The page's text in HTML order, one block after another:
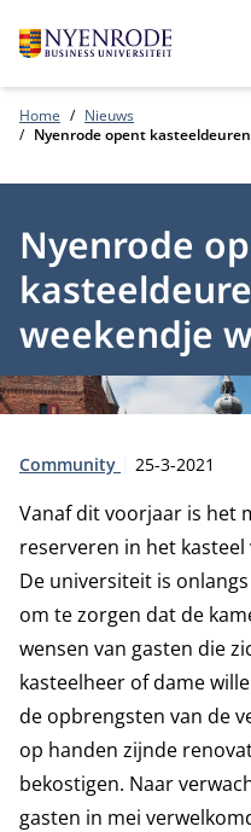
Home
Nieuws
Nyenrode opent
Nyenrode
weekendje
Type:
Community 25-3-2021
Vanaf dit voorjaar is het
reserveren in het
De universiteit is
om te zorgen dat de
wensen van gasten die
kasteelheer of dame
de opbrengsten van de
op handen zijnde
bekostigen. Naar
gasten in mei